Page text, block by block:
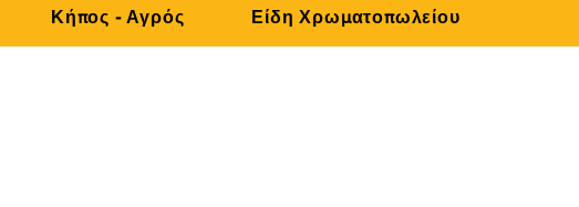
Κήπος - Αγρός Είδη Χρωματοπωλείου